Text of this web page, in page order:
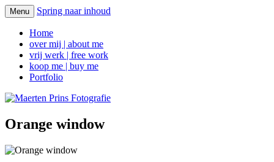
Maerten Prins Fotografie
Menu Spring naar inhoud
Home
over mij | about me
vrij werk | free work
koop me | buy me
Portfolio
Orange window